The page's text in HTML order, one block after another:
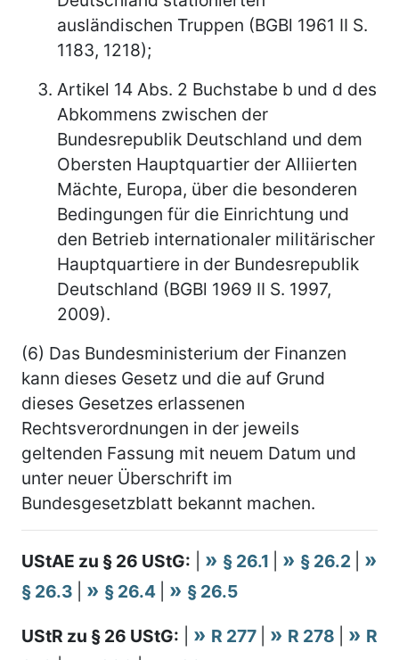
ausländischen Truppen (BGBl 1961 II S.
1183, 1218);
Artikel 14 Abs. 2 Buchstabe b und d des
Abkommens zwischen der
Bundesrepublik Deutschland und dem
Obersten Hauptquartier der Alliierten
Mächte, Europa, über die besonderen
Bedingungen für die Einrichtung und
den Betrieb internationaler militärischer
Hauptquartiere in der Bundesrepublik
Deutschland (BGBl 1969 II S. 1997,
2009).
(6) Das Bundesministerium der Finanzen
kann dieses Gesetz und die auf Grund
dieses Gesetzes erlassenen
Rechtsverordnungen in der jeweils
geltenden Fassung mit neuem Datum und
unter neuer Überschrift im
Bundesgesetzblatt bekannt machen.
UStAE zu § 26 UStG: § 26.1 § 26.2
§ 26.3
§ 26.4 § 26.5
UStR zu § 26 UStG: R 277 R 278
R